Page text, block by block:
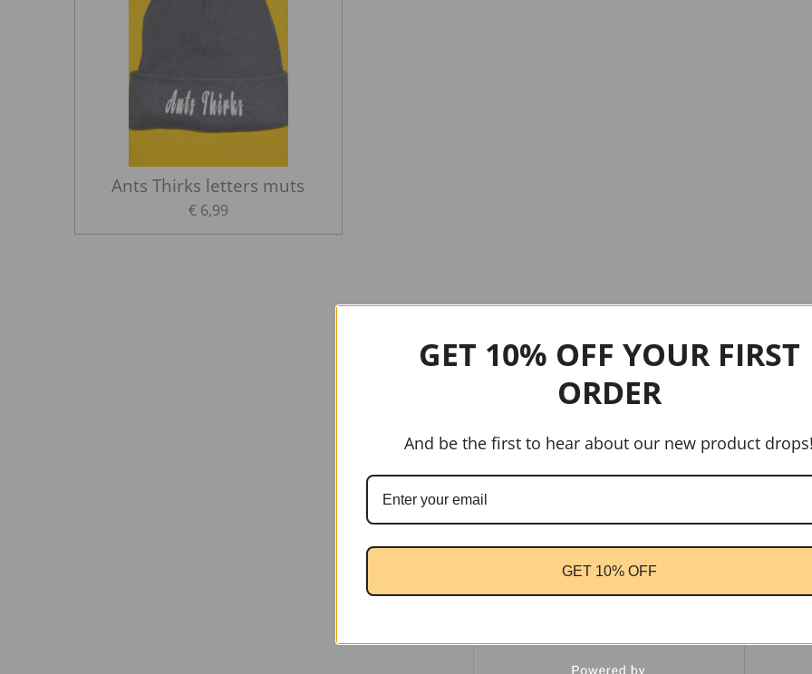
Ants Thirks letters muts
€ 6,99
GET 10% OFF YOUR FIRST
ORDER
And be the first to hear about our new product
GET 10% OFF